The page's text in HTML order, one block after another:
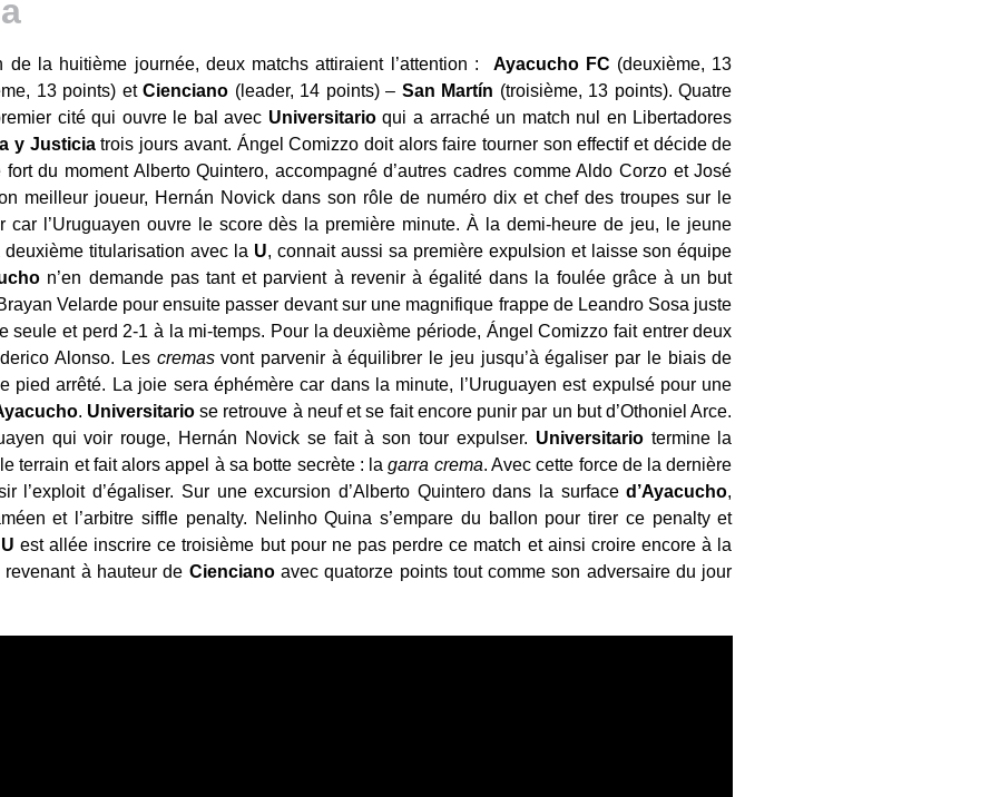
de la huitième journée, deux matchs attiraient l’attention : Ayacucho FC (deuxième, 13
13 points) etCienciano (leader, 14 points) – San Martín (troisième, 13 points). Quatre
cité qui ouvre le bal avec Universitarioqui a arraché un match nul en Libertadores
y Justiciatrois jours avant. Ángel Comizzo doit alors faire tourner son effectif et décide de
du moment Alberto Quintero, accompagné d’autres cadres comme Aldo Corzo et José
meilleur joueur, Hernán Novick dans son rôle de numéro dix et chef des troupes sur le
car l’Uruguayen ouvre le score dès la première minute. À la demi-heure de jeu, le jeune
titularisation avec la U, connait aussi sa première expulsion et laisse son équipe
n’en demande pas tant et parvient à revenir à égalité dans la foulée grâce à un but
Velarde pour ensuite passer devant sur une magnifique frappe de Leandro Sosa juste
seule et perd 2-1 à la mi-temps. Pour la deuxième période, Ángel Comizzo fait entrer deux
Alonso. Les cremasvont parvenir à équilibrer le jeu jusqu’à égaliser par le biais de
pied arrêté. La joie sera éphémère car dans la minute, l’Uruguayen est expulsé pour une
. Universitariose retrouve à neuf et se fait encore punir par un but d’Othoniel Arce.
qui voir rouge, Hernán Novick se fait à son tour expulser. Universitariotermine la
terrain et fait alors appel à sa botte secrète : lagarra crema. Avec cette force de la dernière
l’exploit d’égaliser. Sur une excursion d’Alberto Quintero dans la surfaced’Ayacucho,
et l’arbitre siffle penalty. Nelinho Quina s’empare du ballon pour tirer ce penalty et
U est allée inscrire ce troisième but pour ne pas perdre ce match et ainsi croire encore à la
à hauteur de Ciencianoavec quatorze points tout comme son adversaire du jour